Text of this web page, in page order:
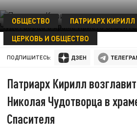
ОБЩЕСТВО
ПАТРИАРХ КИРИЛЛ
ЦЕРКОВЬ И ОБЩЕСТВО
12 МАЯ 10:02
ПОДПИШИТЕСЬ:
Патриарх Кирилл
Николая Чудотворца в
Спасителя